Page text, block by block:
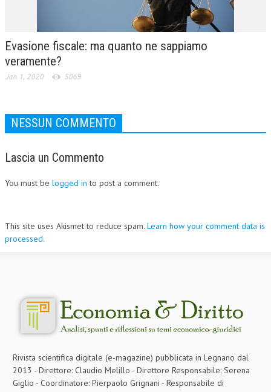
Evasione fiscale: ma quanto ne sappiamo
veramente?
Jan 1, 2020 5069
NESSUN COMMENTO
Lascia un Commento
You must be logged in to post a comment.
This site uses Akismet to reduce spam. Learn how your comment data is
processed.
Rivista scientifica digitale (e-magazine) pubblicata in Legnano dal
2013 - Direttore: Claudio Melillo - Direttore Responsabile: Serena
Giglio - Coordinatore: Pierpaolo Grignani - Responsabile di